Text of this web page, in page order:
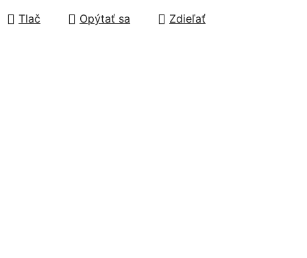
Tlač Opýtať sa Zdieľať